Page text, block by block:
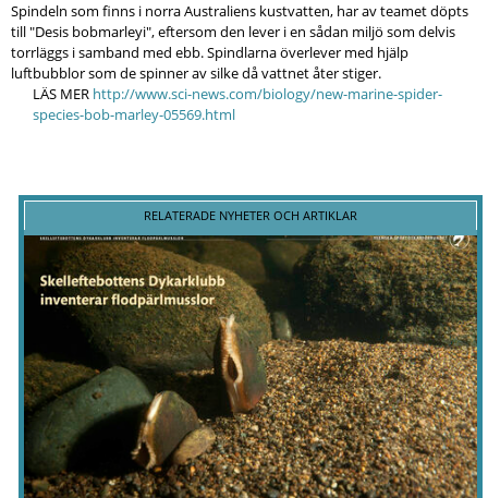
Spindeln som finns i norra Australiens kustvatten, har av teamet döpts
till "Desis bobmarleyi", eftersom den lever i en sådan miljö som delvis
torrläggs i samband med ebb. Spindlarna överlever med hjälp
luftbubblor som de spinner av silke då vattnet åter stiger.
LÄS MER http://www.sci-news.com/biology/new-marine-spider-
species-bob-marley-05569.html
RELATERADE NYHETER OCH ARTIKLAR